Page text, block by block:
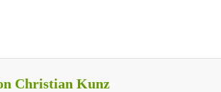
Christian Kunz